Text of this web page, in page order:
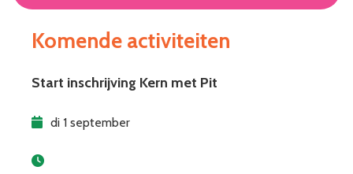
Komende activiteiten
Start inschrijving Kern met Pit
di 1 september